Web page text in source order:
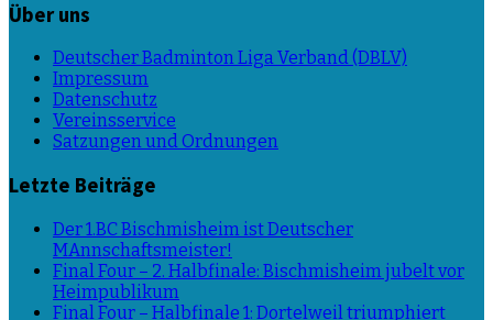
Über uns
Deutscher Badminton Liga Verband (DBLV)
Impressum
Datenschutz
Vereinsservice
Satzungen und Ordnungen
Letzte Beiträge
Der 1.BC Bischmisheim ist Deutscher
MAnnschaftsmeister!
Final Four – 2. Halbfinale: Bischmisheim jubelt vor
Heimpublikum
Final Four – Halbfinale 1: Dortelweil triumphiert